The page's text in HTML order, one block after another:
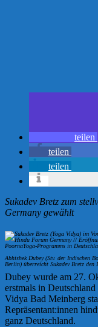
teilen
teilen
teilen
Sukadev Bretz zum
Germany gewählt
Abhishek Dubey (Stv. der Indischen
Berlin) überreicht Sukadev Bretz den
Dubey wurde am 27.
erstmals in
Vidya Bad Meinberg
Repräsentant:innen
ganz Deutschland.